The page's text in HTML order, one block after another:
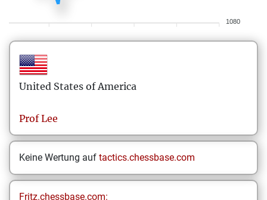
1080
United States of America
Prof Lee
Keine Wertung auf tactics.chessbase.com
Fritz.chessbase.com: